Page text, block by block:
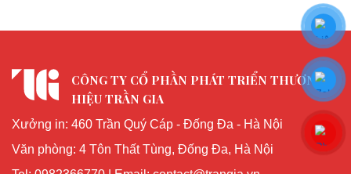
CÔNG TY CỔ PHẦN PHÁT TRIỂN THƯƠNG
HIỆU TRẦN GIA
Xưởng in: 460 Trần Quý Cáp - Đống Đa - Hà Nội
Văn phòng: 4 Tôn Thất Tùng, Đống Đa, Hà Nội